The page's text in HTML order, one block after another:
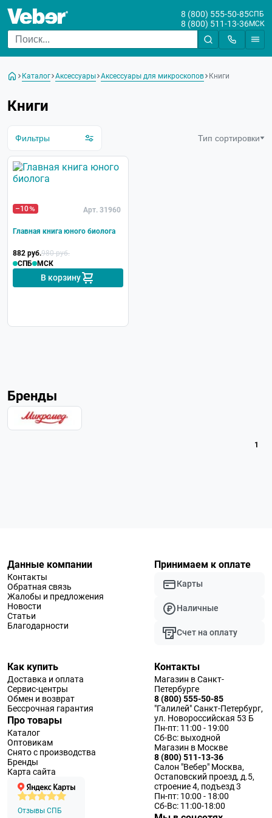
8 (800) 555-50-85СПБ
8 (800) 511-13-36МСК
Каталог Аксессуары Аксессуары для микроскопов Книги
Книги
Бренд
Фильтры Тип сортировки
–10 Арт. 31960
Главная книга юного биолога
882 руб.980 руб.
СПБ
МСК
В корзину
Бренды
1
Данные компании
Контакты
Обратная связь
Жалобы и предложения
Новости
Статьи
Благодарности
Принимаем к оплате
Карты
Наличные
Счет на оплату
Как купить
Доставка и оплата
Сервис-центры
Обмен и возврат
Бессрочная гарантия
Про товары
Каталог
Оптовикам
Снято с производства
Бренды
Карта сайта
Отзывы СПБ
Контакты
Магазин в Санкт-
Петербурге
8 (800) 555-50-85
"Галилей" Санкт-Петербург,
ул. Новороссийская 53 Б
Пн-пт: 11:00 - 19:00
Сб-Вс: выходной
Магазин в Москве
8 (800) 511-13-36
Салон "Вебер" Москва,
Остаповский проезд, д.5,
строение 4, подъезд 3
Пн-пт: 10:00 - 18:00
Сб-Вс: 11:00-18:00